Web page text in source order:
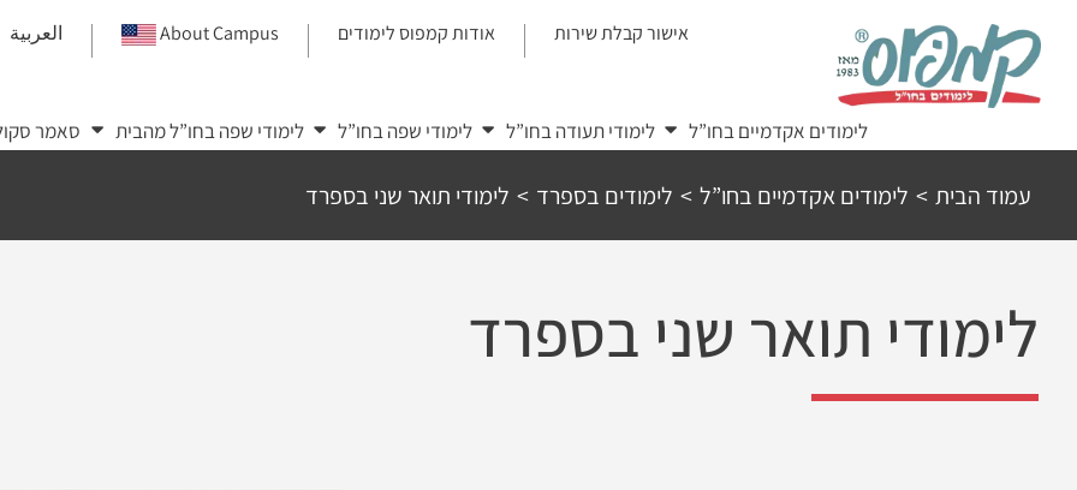
content
العربية About Campus אודות קמפוס לימודים אישור קבלת שירות
לימודים אקדמיים בחו”ל לימודי תעודה בחו”ל לימודי שפה בחו”ל לימודי שפה בחו”ל מהבית סאמר
עמוד הבית > לימודים אקדמיים בחו”ל > לימודים בספרד > לימודי תואר שני בספרד
לימודי תואר שני בספרד